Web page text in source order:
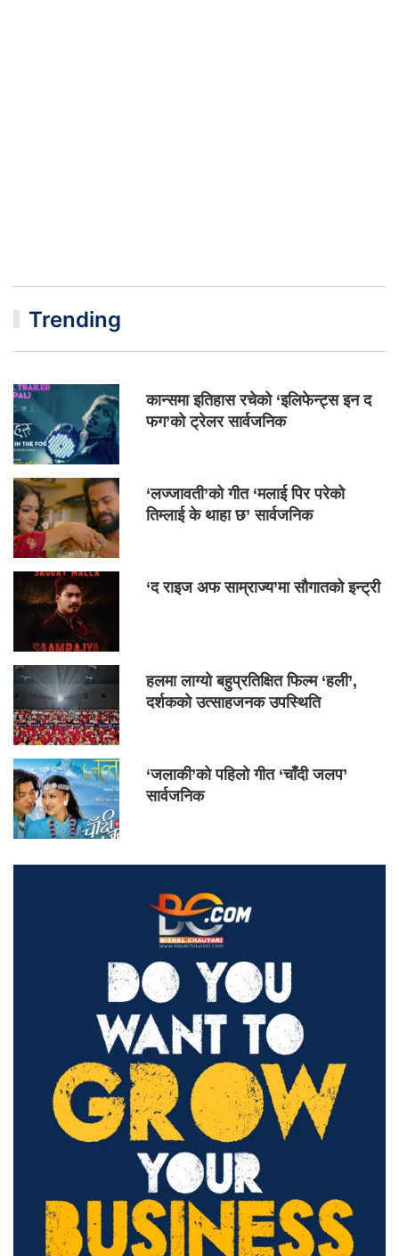
Trending
कान्समा इतिहास रचेको ‘इलिफेन्ट्स इन द
फग’को ट्रेलर सार्वजनिक
‘लज्जावती’को गीत ‘मलाई पिर परेको
तिम्लाई के थाहा छ’ सार्वजनिक
‘द राइज अफ साम्राज्य’मा सौगातको इन्ट्री
हलमा लाग्यो बहुप्रतिक्षित फिल्म ‘हली’,
दर्शकको उत्साहजनक उपस्थिति
‘जलाकी’को पहिलो गीत ‘चाँदी जलप’
सार्वजनिक